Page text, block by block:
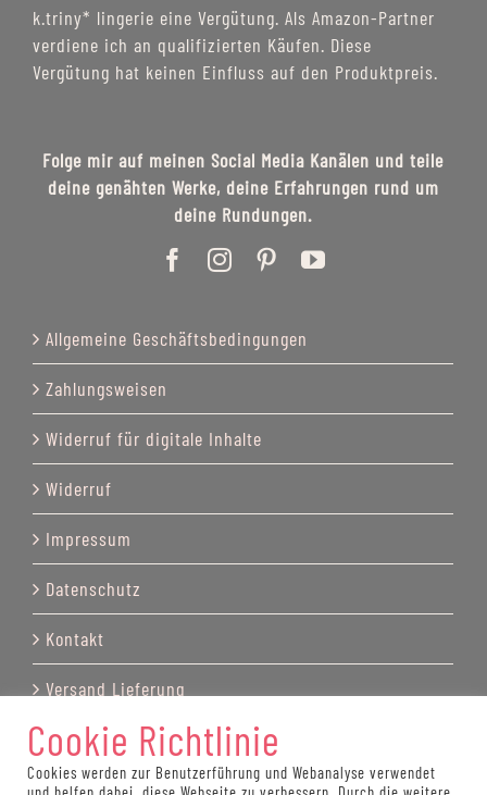
k.triny* lingerie eine Vergütung. Als Amazon-Partner
verdiene ich an qualifizierten Käufen. Diese
Vergütung hat keinen Einfluss auf den Produktpreis.
Folge mir auf meinen Social Media Kanälen und teile
deine genähten Werke, deine Erfahrungen rund um
deine Rundungen.
Allgemeine Geschäftsbedingungen
Zahlungsweisen
Widerruf für digitale Inhalte
Widerruf
Impressum
Datenschutz
Kontakt
Versand Lieferung
Cookie Richtlinie
Cookies werden zur Benutzerführung und Webanalyse verwendet